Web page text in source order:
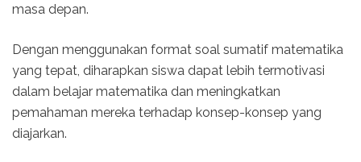
masa depan.
Dengan menggunakan format soal sumatif matematika
yang tepat, diharapkan siswa dapat lebih termotivasi
dalam belajar matematika dan meningkatkan
pemahaman mereka terhadap konsep-konsep yang
diajarkan.